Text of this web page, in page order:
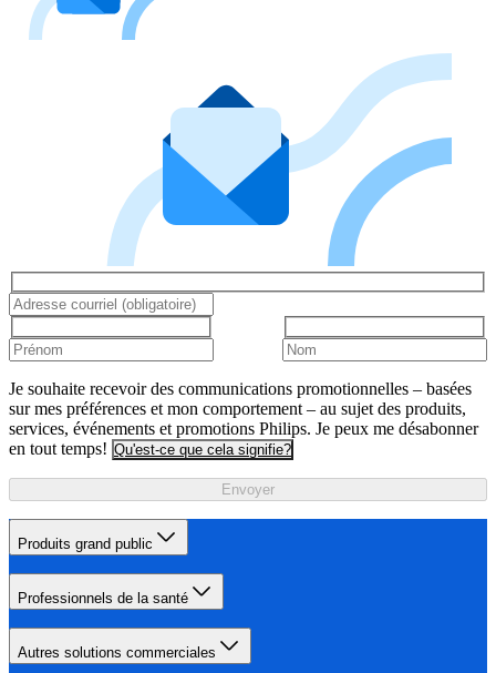
Je souhaite recevoir des communications promotionnelles – basées
sur mes préférences et mon comportement – au sujet des produits,
services, événements et promotions Philips. Je peux me désabonner
en tout temps! Qu'est-ce que cela signifie?
Envoyer
Produits grand public
Professionnels de la santé
Autres solutions commerciales